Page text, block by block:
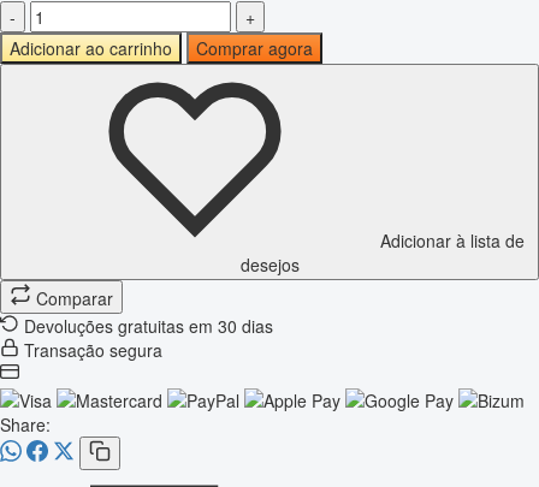
-
+
Adicionar ao carrinho
Comprar agora
Adicionar à lista de
desejos
Comparar
Devoluções gratuitas em 30 dias
Transação segura
Share: